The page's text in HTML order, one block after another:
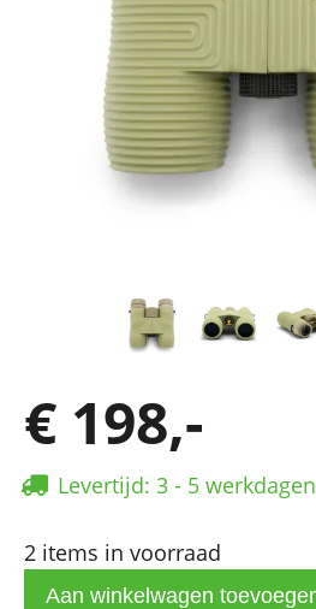
€ 198,-
Levertijd: 3 - 5 werkdagen
2 items in voorraad